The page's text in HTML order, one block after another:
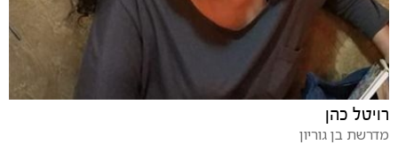
רויטל כהן
מדרשת בן גוריון